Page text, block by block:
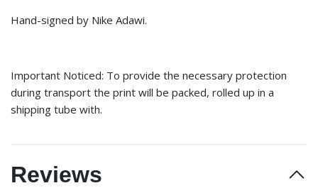
Hand-signed by Nike Adawi.
Important Noticed: To provide the necessary protection
during transport the print will be packed, rolled up in a
shipping tube with.
Reviews